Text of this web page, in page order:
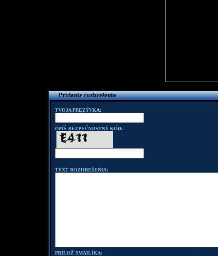
Pridanie rozhrešenia
TVOJA PREZÝVKA:
OPÍŠ BEZPEČNOSTNÝ KÓD:
TEXT ROZHREŠENIA:
PRILOŽ SMAILÍKA: